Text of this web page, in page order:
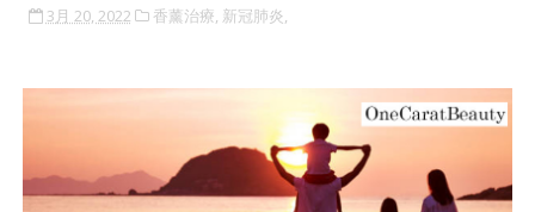
3月 20, 2022 香薰治療, 新冠肺炎,